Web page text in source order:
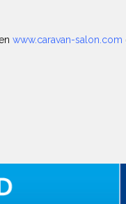
www.caravan-salon.com